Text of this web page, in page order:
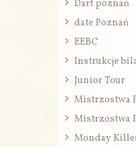
Dart poznań
date Poznań
EEBC
Instrukcje
Junior Tour
Mistrzostwa
Mistrzostwa
Monday